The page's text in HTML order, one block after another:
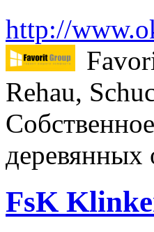
http://
Rehau,
деревянных
FsK